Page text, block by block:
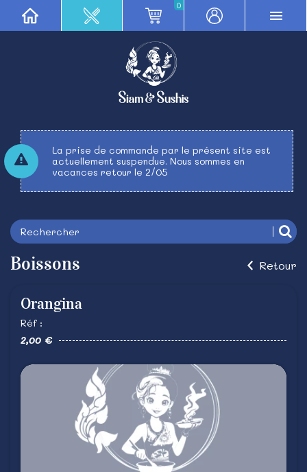
0
La prise de commande par le présent site est
actuellement suspendue. Nous sommes en
vacances retour le 2/05
Boissons Retour
Orangina
Réf :
2,00 €